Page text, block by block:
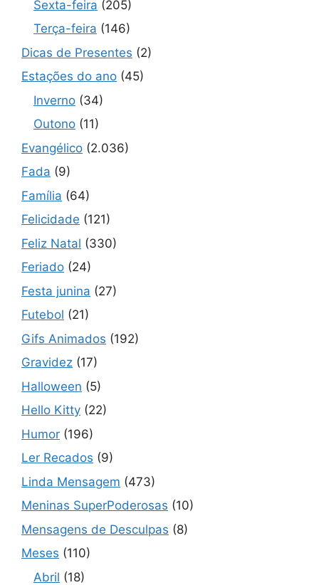
Sexta-feira (205)
Terça-feira (146)
Dicas de Presentes (2)
Estações do ano (45)
Inverno (34)
Outono (11)
Evangélico (2.036)
Fada (9)
Família (64)
Felicidade (121)
Feliz Natal (330)
Feriado (24)
Festa junina (27)
Futebol (21)
Gifs Animados (192)
Gravidez (17)
Halloween (5)
Hello Kitty (22)
Humor (196)
Ler Recados (9)
Linda Mensagem (473)
Meninas SuperPoderosas (10)
Mensagens de Desculpas (8)
Meses (110)
Abril (18)